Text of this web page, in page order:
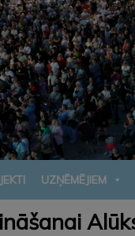
UZŅĒMĒJIEM